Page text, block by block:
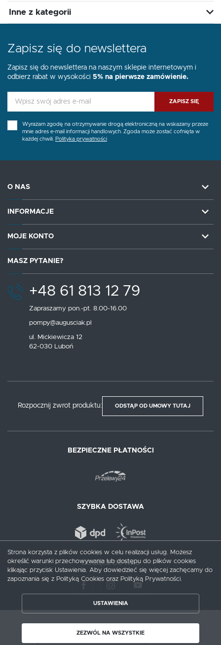
Inne z kategorii
Zapisz się do newslettera
Zapisz się do newslettera na naszym sklepie internetowym i
odbierz rabat w wysokości 5% na pierwsze zamówienie.
ZAPISZ SIĘ
Wyrażam zgodę na otrzymywanie drogą elektroniczną na wskazany przeze
mnie adres e-mail informacji handlowych. Zgoda może zostać cofnięta w
każdej chwili. Polityka prywatności
O NAS
INFORMACJE
MOJE KONTO
MASZ PYTANIE?
+48 61 813 12 79
Zapraszamy pon.-pt. 8.00-16.00
pompy@augusciak.pl
ul. Mickiewicza 12
62-030 Luboń
Rozpocznij zwrot produktu: ODSTĄP OD UMOWY TUTAJ
BEZPIECZNE PŁATNOŚCI
SZYBKA DOSTAWA
DOŁĄCZ DO NAS
Copyright by augusciak.pl
Strona korzysta z plików cookies w celu realizacji usług. Możesz
określić warunki przechowywania lub dostępu do plików cookies
klikając przycisk Ustawienia. Aby dowiedzieć się więcej zachęcamy do
zapoznania się z Polityką Cookies oraz Polityką Prywatności.
USTAWIENIA
ZEZWÓL NA WSZYSTKIE